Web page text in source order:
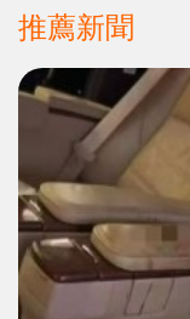
推薦新聞